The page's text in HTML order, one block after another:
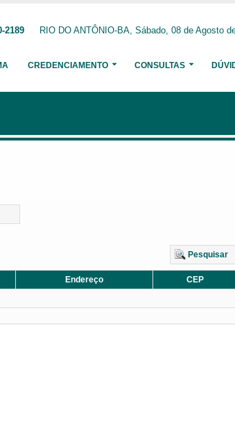
2189 RIO DO ANTÔNIO-BA, Sábado, 08 de Agosto
CREDENCIAMENTO CONSULTAS
Pesquisar
Endereço
CEP